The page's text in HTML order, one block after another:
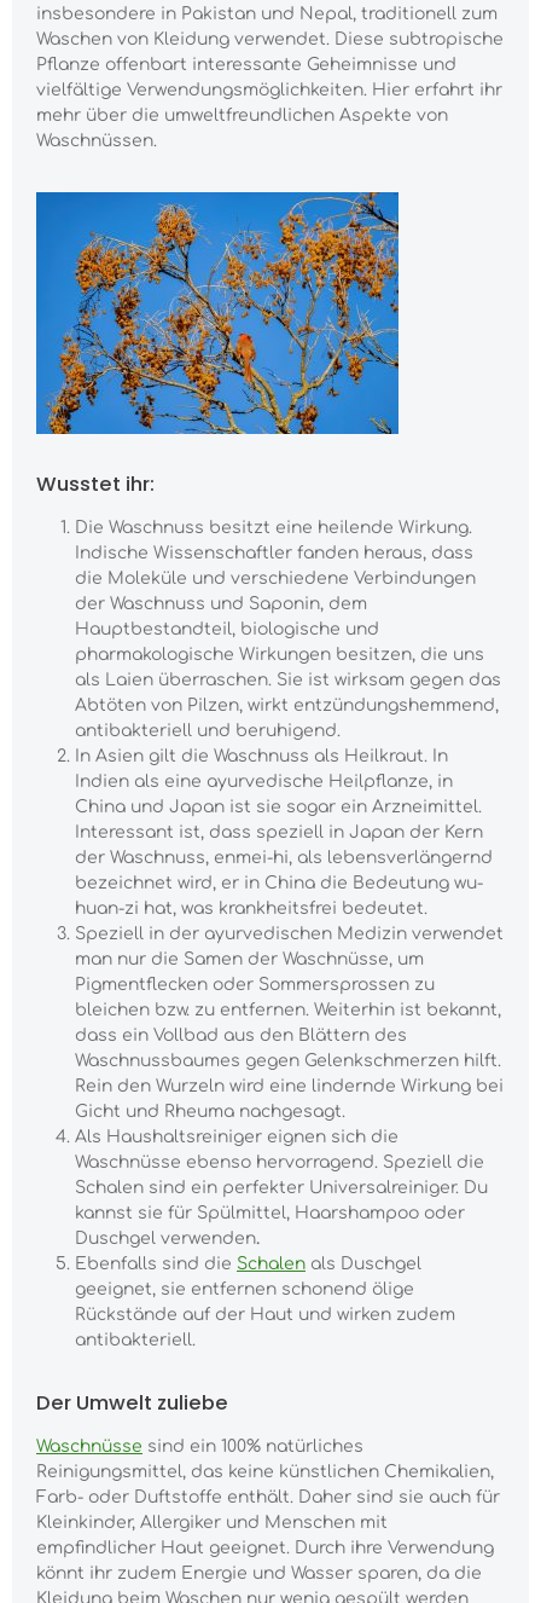
insbesondere in Pakistan und Nepal, traditionell zum
Waschen von Kleidung verwendet. Diese subtropische
Pflanze offenbart interessante Geheimnisse und
vielfältige Verwendungsmöglichkeiten. Hier erfahrt ihr
mehr über die umweltfreundlichen Aspekte von
Waschnüssen.
Wusstet ihr:
Die Waschnuss besitzt eine heilende Wirkung.
Indische Wissenschaftler fanden heraus, dass
die Moleküle und verschiedene Verbindungen
der Waschnuss und Saponin, dem
Hauptbestandteil, biologische und
pharmakologische Wirkungen besitzen, die uns
als Laien überraschen. Sie ist wirksam gegen das
Abtöten von Pilzen, wirkt entzündungshemmend,
antibakteriell und beruhigend.
In Asien gilt die Waschnuss als Heilkraut. In
Indien als eine ayurvedische Heilpflanze, in
China und Japan ist sie sogar ein Arzneimittel.
Interessant ist, dass speziell in Japan der Kern
der Waschnuss, enmei-hi, als lebensverlängernd
bezeichnet wird, er in China die Bedeutung wu-
huan-zi hat, was krankheitsfrei bedeutet.
Speziell in der ayurvedischen Medizin verwendet
man nur die Samen der Waschnüsse, um
Pigmentflecken oder Sommersprossen zu
bleichen bzw. zu entfernen. Weiterhin ist bekannt,
dass ein Vollbad aus den Blättern des
Waschnussbaumes gegen Gelenkschmerzen hilft.
Rein den Wurzeln wird eine lindernde Wirkung bei
Gicht und Rheuma nachgesagt.
Als Haushaltsreiniger eignen sich die
Waschnüsse ebenso hervorragend. Speziell die
Schalen sind ein perfekter Universalreiniger. Du
kannst sie für Spülmittel, Haarshampoo oder
Duschgel verwenden.
Ebenfalls sind die Schalen als Duschgel
geeignet, sie entfernen schonend ölige
Rückstände auf der Haut und wirken zudem
antibakteriell.
Der Umwelt zuliebe
Waschnüsse sind ein 100% natürliches
Reinigungsmittel, das keine künstlichen Chemikalien,
Farb- oder Duftstoffe enthält. Daher sind sie auch für
Kleinkinder, Allergiker und Menschen mit
empfindlicher Haut geeignet. Durch ihre Verwendung
könnt ihr zudem Energie und Wasser sparen, da die
Kleidung beim Waschen nur wenig gespült werden